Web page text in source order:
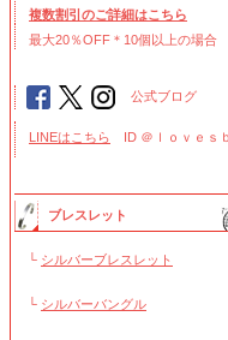
複数割引のご詳細はこちら
最大20％OFF＊10個以上の場合
公式ブログ
LINEはこちら ID ＠ｌｏｖｅｓ
ブレスレット
└ シルバーブレスレット
└ シルバーバングル